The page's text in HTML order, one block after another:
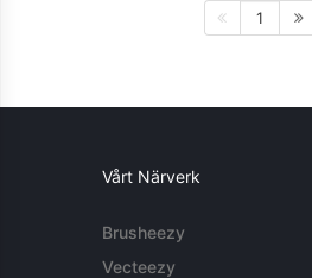
1
Vårt Närverk
Brusheezy
Vecteezy